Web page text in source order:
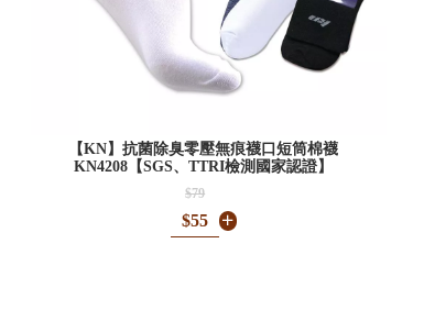
【KN】抗菌除臭零壓無痕襪口短筒棉襪
KN4208【SGS、TTRI檢測國家認證】
$79
$55